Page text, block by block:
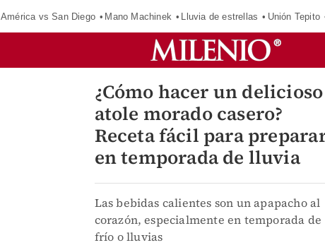
América vs San Diego Mano Machinek Lluvia de estrellas Unión Tepito
¿Cómo hacer un delicioso
atole morado casero?
Receta fácil para
en temporada de lluvia
Las bebidas calientes son un apapacho al
corazón, especialmente en temporada de
frío o lluvias